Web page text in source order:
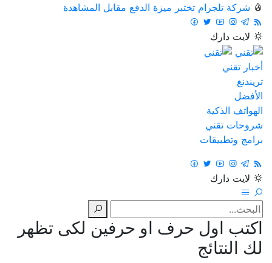
شركة تلجرام تختبر ميزة الدفع مقابل المشاهدة
لايت دارك
أخبار تقني
تريندنغ
الأفضل
الهواتف الذكية
شروحات تقني
برامج وتطبيقات
لايت دارك
اكتب اول حرف او حرفين لكى تظهر
لك النتائج